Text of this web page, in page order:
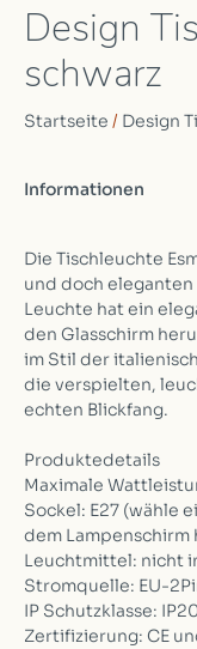
Design
schwarz
Startseite / Design
Informationen
Die Tischleuchte
und doch eleganten
Leuchte hat ein
den Glasschirm
im Stil der
die verspielten,
echten Blickfang.
Produktedetails
Maximale
Sockel: E27 (wähle
dem Lampenschirm
Leuchtmittel: nicht
Stromquelle: EU-
IP Schutzklasse:
Zertifizierung: CE